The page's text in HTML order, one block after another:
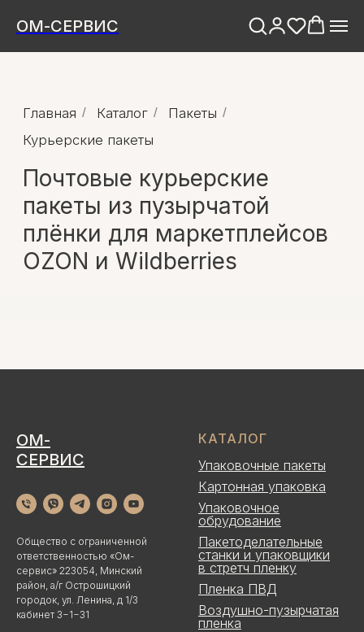
ОМ-СЕРВИС
пакеты из пузырчатой
плёнки для маркетплейсов
OZON и Wildberries
ОМ-
СЕРВИС
Общество с ограниченной
ответственностью «Ом-
сервис» 223054, Минский
район, а/г Острошицкий
городок, ул. Ленина, д 1/3
кабинет 3−1−31
КАТАЛОГ
Упаковочные пакеты
Картонная упаковка
Упаковочное
обрудование
Пакетоделательные
станки и упаковщики
в стретч пленку
Пленка ПВД
Воздушно-пузырчатая
пленка